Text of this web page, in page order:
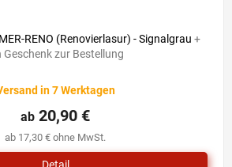
RENO (Renovierlasur) - Signalgrau +
Geschenk zur Bestellung
in 7 Werktagen
ab 17,30 € ohne MwSt.
ab 20,90 €